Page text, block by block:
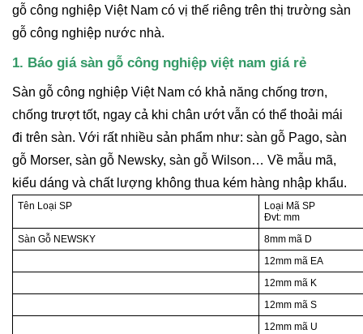
gỗ công nghiệp Việt Nam có vị thế riêng trên thị trường sàn
gỗ công nghiệp nước nhà.
1. Báo giá sàn gỗ công nghiệp việt nam giá rẻ
Sàn gỗ công nghiệp Việt Nam có khả năng chống trơn,
chống trượt tốt, ngay cả khi chân ướt vẫn có thể thoải mái
đi trên sàn. Với rất nhiều sản phẩm như: sàn gỗ Pago, sàn
gỗ Morser, sàn gỗ Newsky, sàn gỗ Wilson… Về mẫu mã,
kiểu dáng và chất lượng không thua kém hàng nhập khẩu.
Tên Loại SP
Loại Mã SP
Đvt: mm
Sàn Gỗ NEWSKY
8mm mã D
12mm mã EA
12mm mã K
12mm mã S
12mm mã U